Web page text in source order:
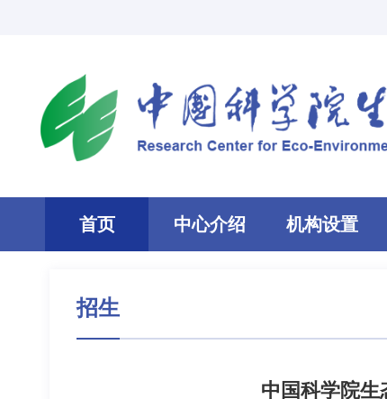
首页 中心介绍 机构设置
招生
中国科学院生